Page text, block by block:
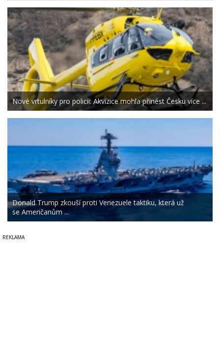
Nové vrtulníky pro policii: Akvizice mohla přinést Česku více ...
Donald Trump zkouší proti Venezuele taktiku, která už
se Američanům ...